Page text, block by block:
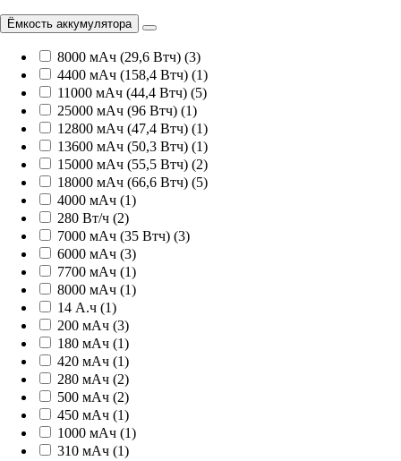
Ёмкость аккумулятора
8000 мАч (29,6 Втч) (3)
4400 мАч (158,4 Втч) (1)
11000 мАч (44,4 Втч) (5)
25000 мАч (96 Втч) (1)
12800 мАч (47,4 Втч) (1)
13600 мАч (50,3 Втч) (1)
15000 мАч (55,5 Втч) (2)
18000 мАч (66,6 Втч) (5)
4000 мАч (1)
280 Вт/ч (2)
7000 мАч (35 Втч) (3)
6000 мАч (3)
7700 мАч (1)
8000 мАч (1)
14 А.ч (1)
200 мАч (3)
180 мАч (1)
420 мАч (1)
280 мАч (2)
500 мАч (2)
450 мАч (1)
1000 мАч (1)
310 мАч (1)